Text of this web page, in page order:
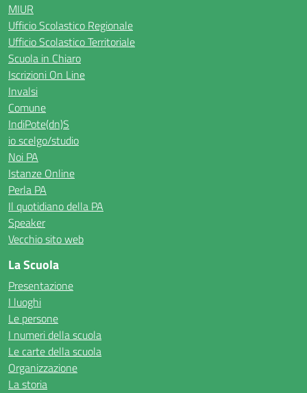
MIUR
Ufficio Scolastico Regionale
Ufficio Scolastico Territoriale
Scuola in Chiaro
Iscrizioni On Line
Invalsi
Comune
IndiPote(dn)S
io scelgo/studio
Noi PA
Istanze Online
Perla PA
Il quotidiano della PA
Speaker
Vecchio sito web
La Scuola
Presentazione
I luoghi
Le persone
I numeri della scuola
Le carte della scuola
Organizzazione
La storia